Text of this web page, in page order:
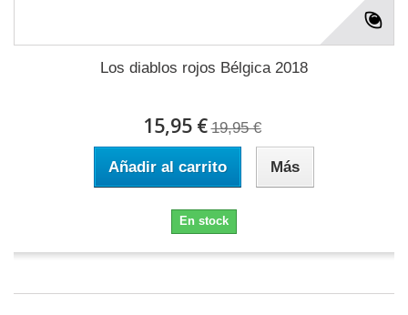
Los diablos rojos Bélgica 2018
15,95 € 19,95 €
Añadir al carrito Más
En stock